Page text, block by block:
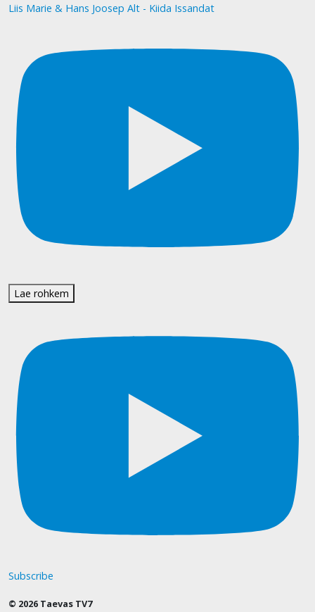
Liis Marie & Hans Joosep Alt - Kiida Issandat
Lae rohkem
Subscribe
© 2026 Taevas TV7